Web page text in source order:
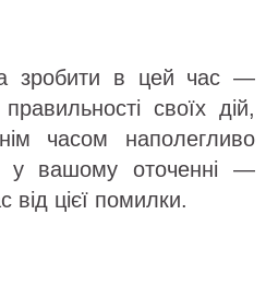
зробити в цей час —
своїх дій,
часом наполегливо
у вашому оточенні —
від цієї помилки.